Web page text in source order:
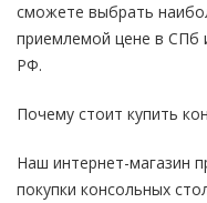
сможете выбрать
приемлемой цене в СПб
РФ.
Почему стоит купить
Наш интернет-магазин
покупки консольных